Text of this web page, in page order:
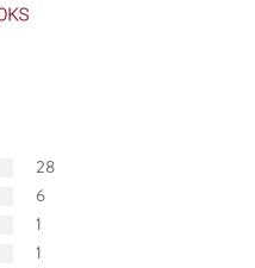
28
6
1
1